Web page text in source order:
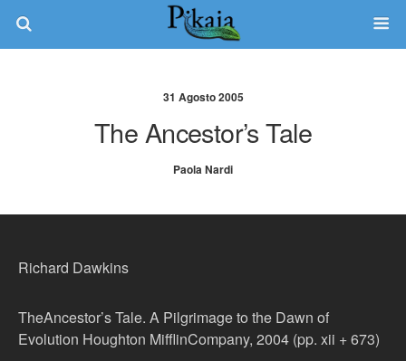
31 Agosto 2005
The Ancestor’s Tale
Paola Nardi
Richard Dawkins
TheAncestor’s Tale. A Pilgrimage to the Dawn of
Evolution Houghton MifflinCompany, 2004 (pp. xii + 673)